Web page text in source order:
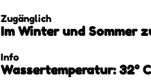
Zugänglich
Im Winter und Sommer
Info
Wassertemperatur: 32° C